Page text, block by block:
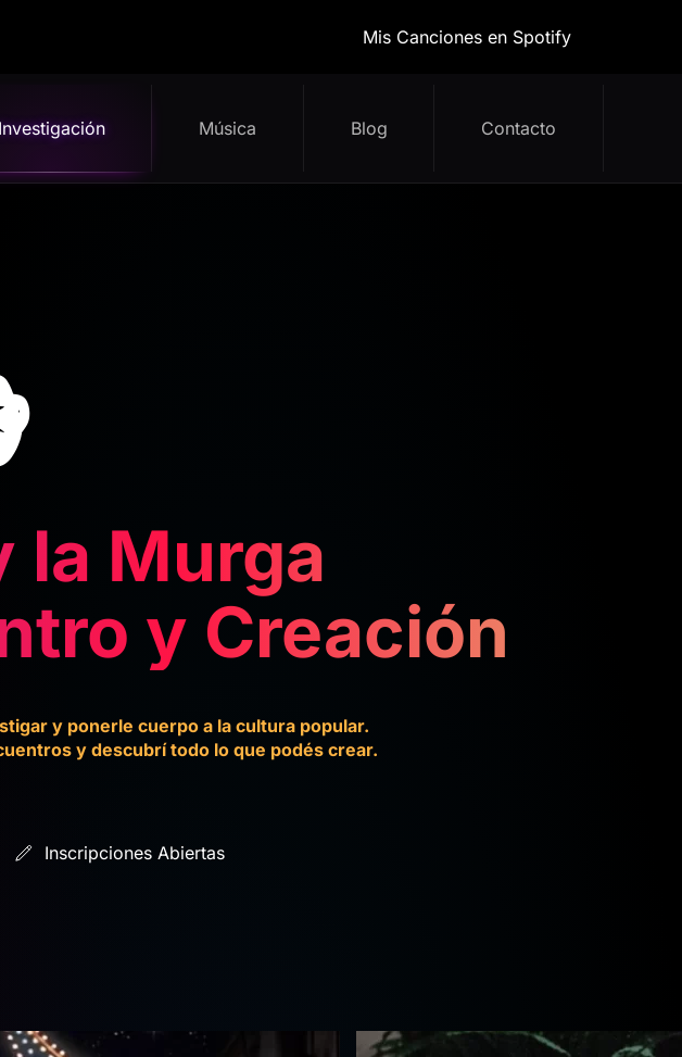
Mis Canciones en Spotify
Investigación Música Blog Contacto
la Murga
y Creación
y ponerle cuerpo a la cultura popular.
y descubrí todo lo que podés crear.
Inscripciones Abiertas